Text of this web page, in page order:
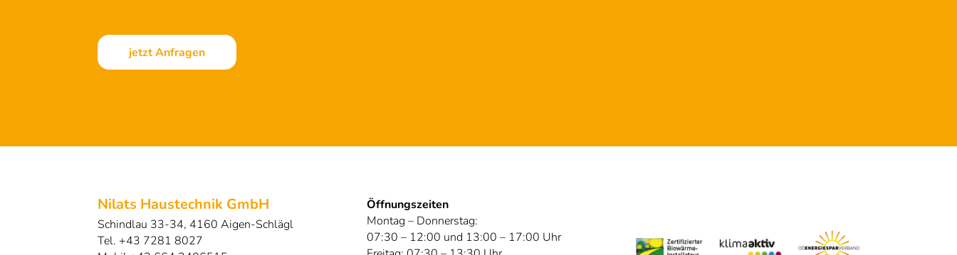
jetzt Anfragen
Nilats Haustechnik GmbH
Schindlau 33-34, 4160 Aigen-Schlägl
Tel. +43 7281 8027
Öffnungszeiten
Montag – Donnerstag:
07:30 – 12:00 und 13:00 – 17:00 Uhr